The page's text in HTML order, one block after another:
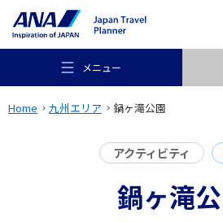
メニュー
Home 九州エリア 鍋ヶ滝公園
アクティビティ
鍋ヶ滝